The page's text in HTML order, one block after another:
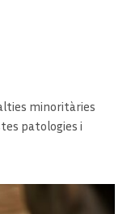
minoritàries
patologies i